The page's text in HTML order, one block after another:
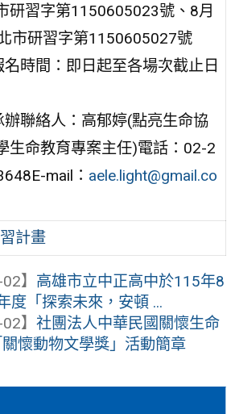
研習字第1150605023號、8月
市研習字第1150605027號
名時間：即日起至各場次截止日
辦聯絡人：高郁婷(點亮生命協
生命教育專案主任)電話：02-2
mail： aele.light@gmail.co
計畫
】 高雄市立中正高中於115年8
度「探索未來，安頓 ...
】 社團法人中華民國關懷生命
懷動物文學獎」活動簡章